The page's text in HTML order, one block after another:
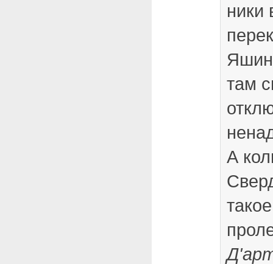
ники
там
А